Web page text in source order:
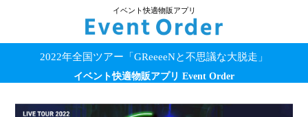
イベント快適物販アプリ
2022年全国ツアー「GReeeeNと不思議な大脱走」
イベント快適物販アプリ Event Order